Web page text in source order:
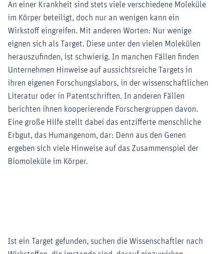
An einer Krankheit sind stets viele verschiedene Moleküle
im Körper beteiligt, doch nur an wenigen kann ein
Wirkstoff eingreifen. Mit anderen Worten: Nur wenige
eignen sich als Target. Diese unter den vielen Molekülen
herauszufinden, ist schwierig. In manchen Fällen finden
Unternehmen Hinweise auf aussichtsreiche Targets in
ihren eigenen Forschungslabors, in der wissenschaftlichen
Literatur oder in Patentschriften. In anderen Fällen
berichten ihnen kooperierende Forschergruppen davon.
Eine große Hilfe stellt dabei das entzifferte menschliche
Erbgut, das Humangenom, dar: Denn aus den Genen
ergeben sich viele Hinweise auf das Zusammenspiel der
Biomoleküle im Körper.
Ist ein Target gefunden, suchen die Wissenschaftler nach